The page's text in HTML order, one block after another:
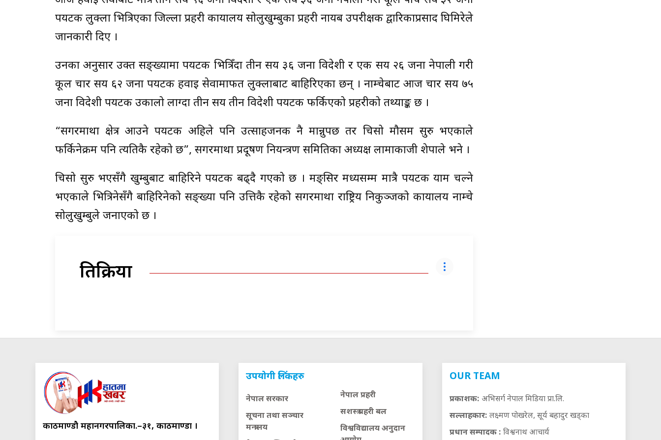
पर्यटक लुक्ला भित्रिएका जिल्ला प्रहरी कार्यालय सोलुखुम्बुका प्रहरी नायब उपरीक्षक द्वारिकाप्रसाद घिमिरेले
जानकारी दिए ।
उनका अनुसार उक्त सङ्ख्यामा पर्यटक भित्रिँदा तीन सय ३६ जना विदेशी र एक सय २६ जना नेपाली गरी
कूल चार सय ६२ जना पर्यटक हवाई सेवामार्फत लुक्लाबाट बाहिरिएका छन् । नाम्चेबाट आज चार सय ७५
जना विदेशी पर्यटक उकालो लाग्दा तीन सय तीन विदेशी पर्यटक फर्किएको प्रहरीको तथ्याङ्क छ ।
“सगरमाथा क्षेत्र आउने पर्यटक अहिले पनि उत्साहजनक नै मान्नुपर्छ तर चिसो मौसम सुरु भएकाले
फर्किनेक्रम पनि त्यतिकै रहेको छ”, सगरमाथा प्रदूषण नियन्त्रण समितिका अध्यक्ष लामाकाजी शेर्पाले भने ।
चिसो सुरु भएसँगै खुम्बुबाट बाहिरिने पर्यटक बढ्दै गएको छ । मङ्सिर मध्यसम्म मात्रै पर्यटक याम चल्ने
भएकाले भित्रिनेसँगै बाहिरिनेको सङ्ख्या पनि उत्तिकै रहेको सगरमाथा राष्ट्रिय निकुञ्जको कार्यालय नाम्चे
सोलुखुम्बुले जनाएको छ ।
प्रतिक्रिया
काठमाण्डौ महानगरपालिका.–३१, काठमाण्डौं ।
उपयोगी लिंकहरु
नेपाल सरकार
सूचना तथा सञ्चार
मन्त्रालय
नेपाल प्रहरी
सशस्त्र प्रहरी बल
विश्वविद्यालय अनुदान
OUR TEAM
प्रकाशक: अभिसर्ग नेपाल मिडिया प्रा.लि.
सल्लाहकार: लक्ष्मण पोखरेल, सूर्य बहादुर खड्का
प्रधान सम्पादक : विश्वनाथ आचार्य